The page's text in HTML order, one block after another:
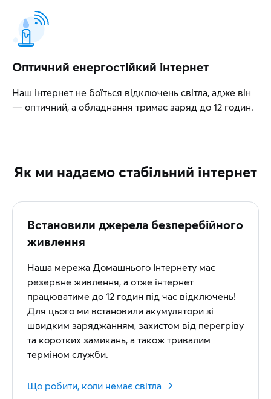
Оптичний енергостійкий інтернет
Наш інтернет не боїться відключень світла, адже він
— оптичний, а обладнання тримає заряд до 12 годин.
Як ми надаємо стабільний інтернет
Встановили джерела безперебійного
живлення
Наша мережа Домашнього Інтернету має
резервне живлення, а отже інтернет
працюватиме до 12 годин під час відключень!
Для цього ми встановили акумулятори зі
швидким заряджанням, захистом від перегріву
та коротких замикань, а також тривалим
терміном служби.
Що робити, коли немає світла